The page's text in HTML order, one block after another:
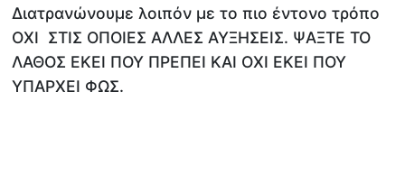
Διατρανώνουμε λοιπόν με το πιο έντονο τρόπο
ΟΧΙ ΣΤΙΣ ΟΠΟΙΕΣ ΑΛΛΕΣ ΑΥΞΗΣΕΙΣ. ΨΑΞΤΕ ΤΟ
ΛΑΘΟΣ ΕΚΕΙ ΠΟΥ ΠΡΕΠΕΙ ΚΑΙ ΟΧΙ ΕΚΕΙ ΠΟΥ
ΥΠΑΡΧΕΙ ΦΩΣ.